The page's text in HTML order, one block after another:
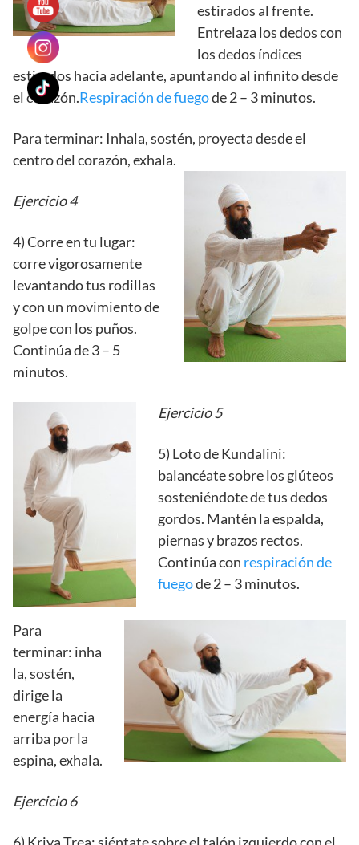
estirados al frente.
Entrelaza los dedos con
los dedos índices
estirados hacia adelante, apuntando al infinito desde
el corazón.Respiración de fuegode 2 – 3 minutos.
Para terminar: Inhala, sostén, proyecta desde el
centro del corazón, exhala.
Ejercicio 4
4) Corre en tu lugar:
corre vigorosamente
levantando tus rodillas
y con un movimiento de
golpe con los puños.
Continúa de 3 – 5
minutos.
Ejercicio 5
5) Loto de Kundalini:
balancéate sobre los glúteos
sosteniéndote de tus dedos
gordos. Mantén la espalda,
piernas y brazos rectos.
Continúa con respiración de
fuegode 2 – 3 minutos.
Para
terminar: inha
la, sostén,
dirige la
energía hacia
arriba por la
espina, exhala.
Ejercicio 6